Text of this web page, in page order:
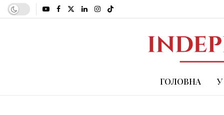
ГОЛОВНА